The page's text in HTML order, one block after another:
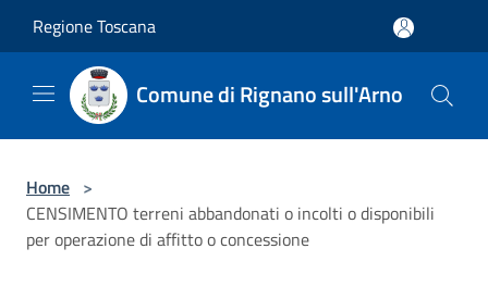
Regione Toscana
Comune di Rignano sull'Arno
Home >
CENSIMENTO terreni abbandonati o incolti o disponibili
per operazione di affitto o concessione